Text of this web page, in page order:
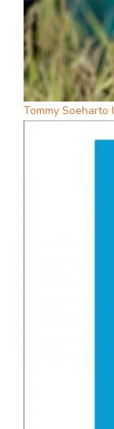
Tommy Soeharto